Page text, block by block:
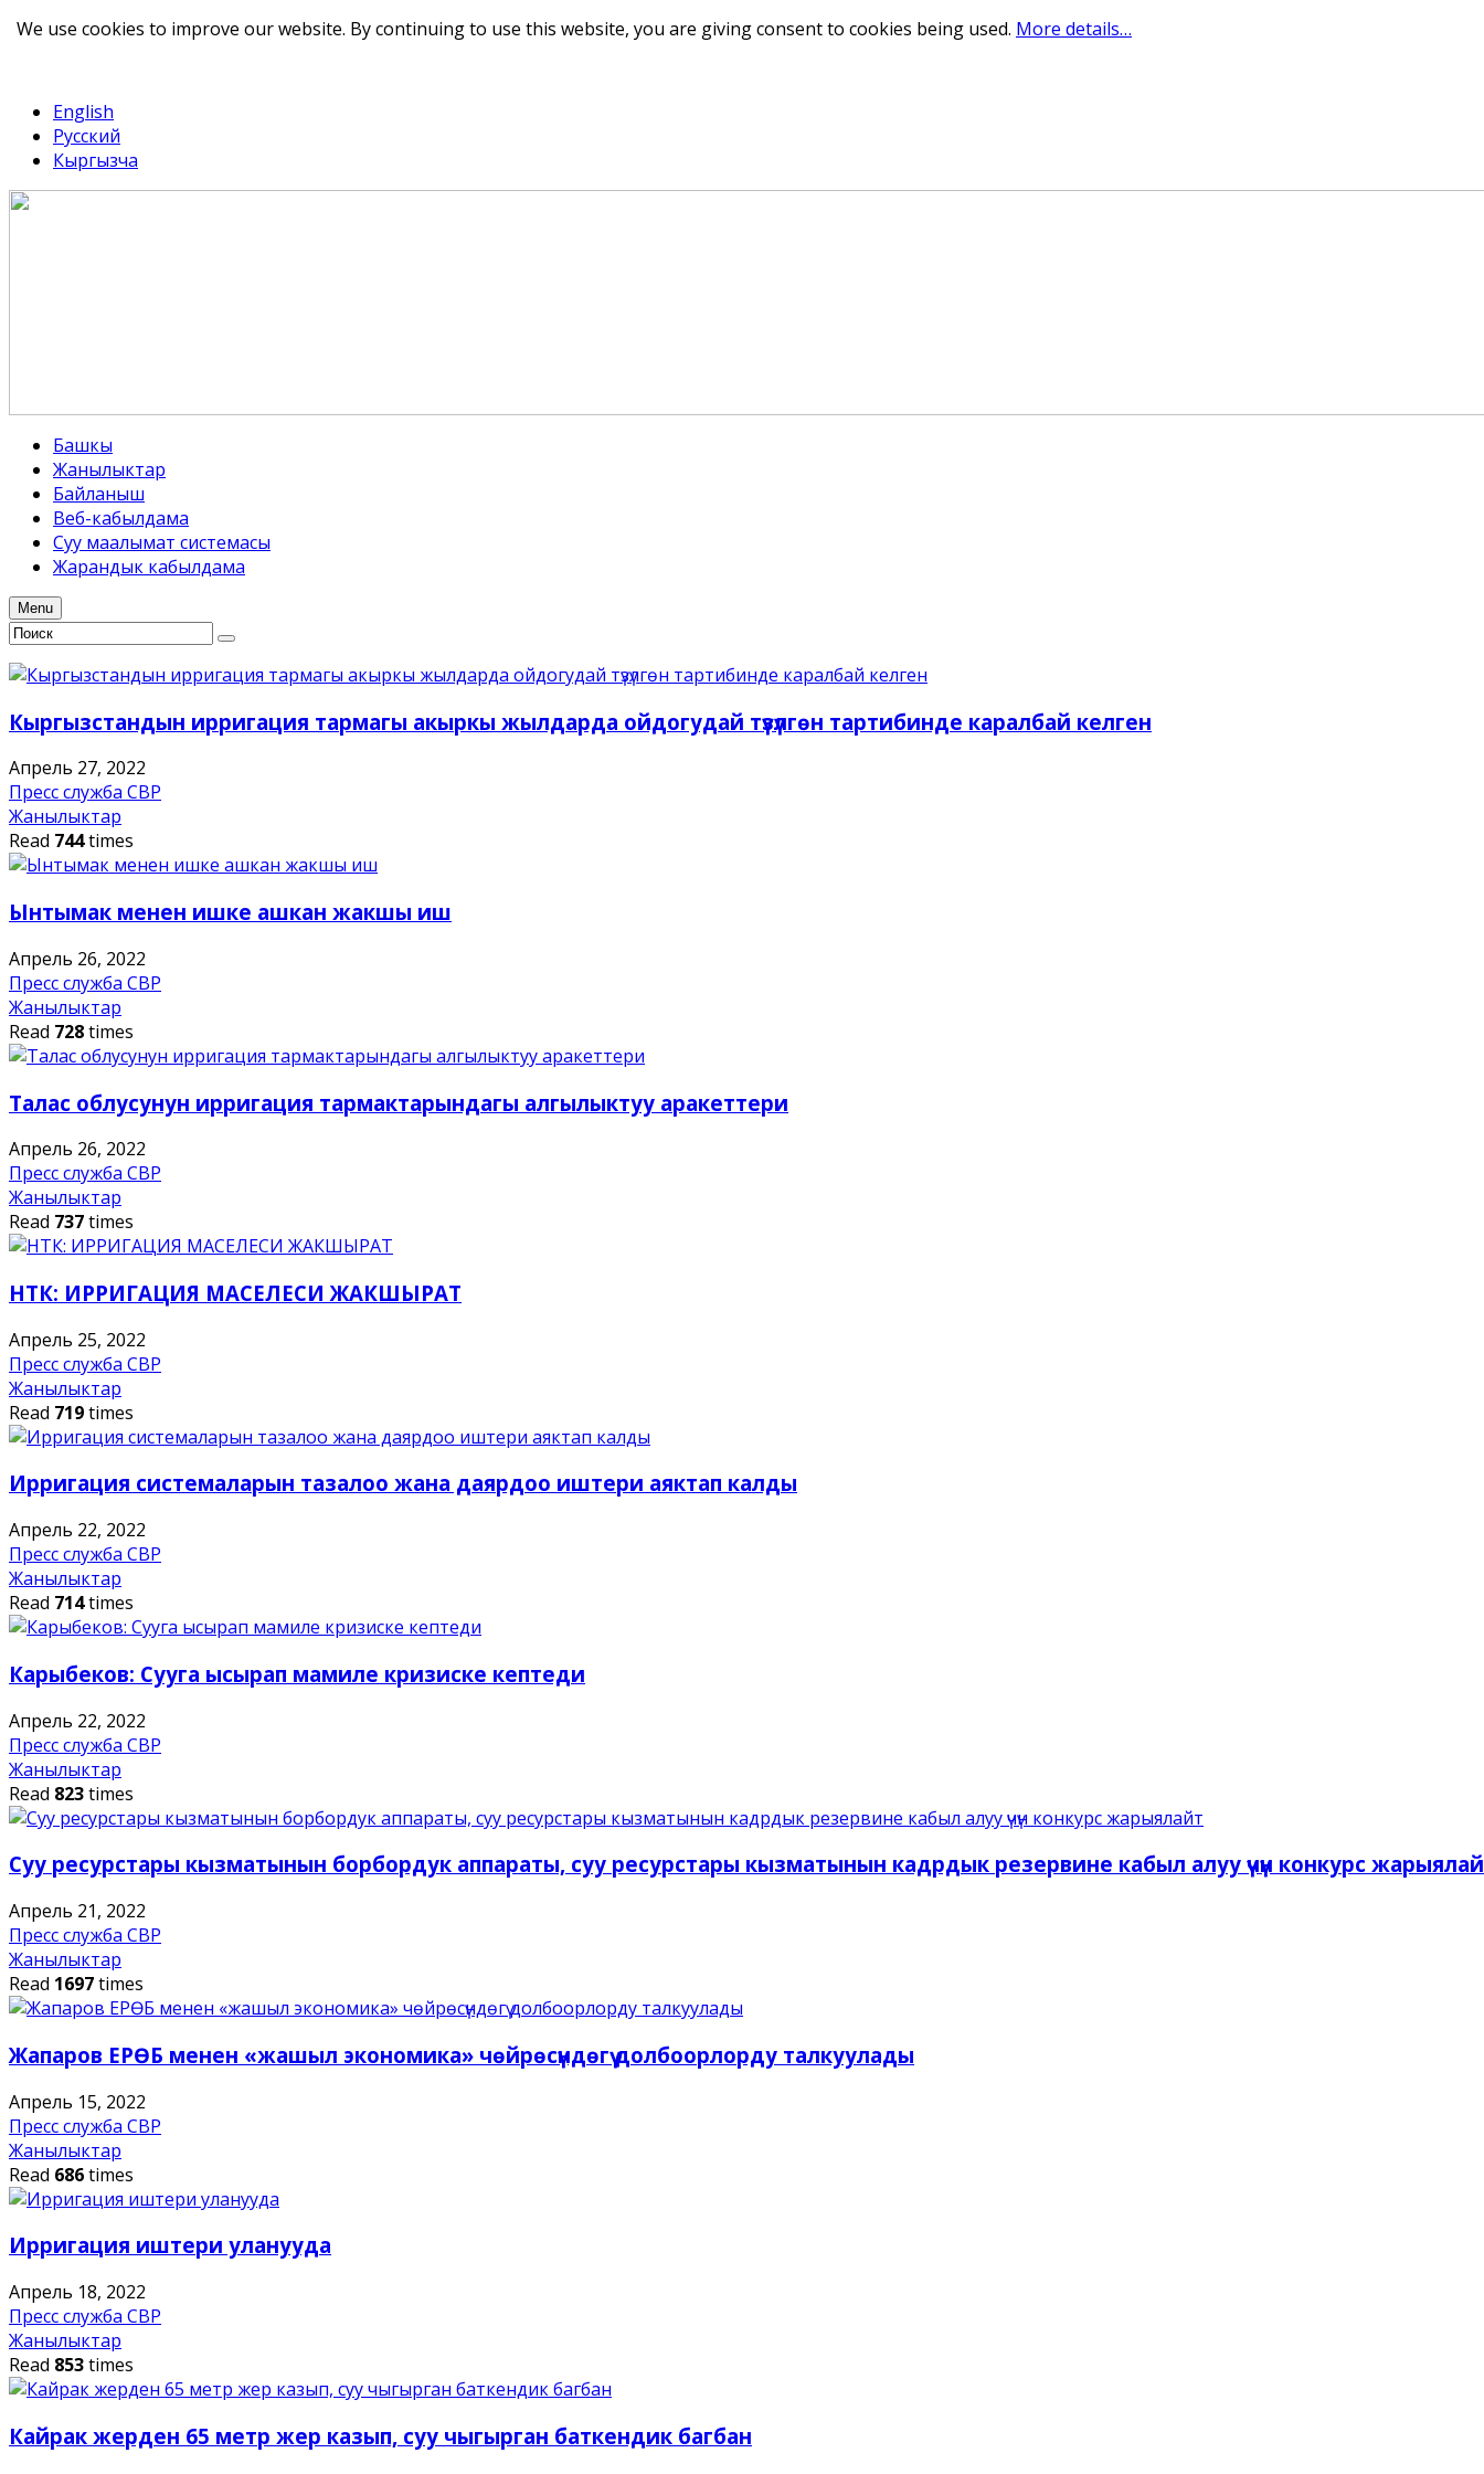
English
Русский
Кыргызча
Башкы
Жанылыктар
Байланыш
Веб-кабылдама
Суу маалымат системасы
Жарандык кабылдама
Menu
Кыргызстандын ирригация тармагы акыркы жылдарда ойдогудай түзүлгөн тартибинде каралбай келген
Апрель 27, 2022
Пресс служба СВР
Жанылыктар
Read 744times
Ынтымак менен ишке ашкан жакшы иш
Апрель 26, 2022
Пресс служба СВР
Жанылыктар
Read 728times
Талас облусунун ирригация тармактарындагы алгылыктуу аракеттери
Апрель 26, 2022
Пресс служба СВР
Жанылыктар
Read 737times
НТК: ИРРИГАЦИЯ МАСЕЛЕСИ ЖАКШЫРАТ
Апрель 25, 2022
Пресс служба СВР
Жанылыктар
Read 719times
Ирригация системаларын тазалоо жана даярдоо иштери аяктап калды
Апрель 22, 2022
Пресс служба СВР
Жанылыктар
Read 714times
Карыбеков: Сууга ысырап мамиле кризиске кептеди
Апрель 22, 2022
Пресс служба СВР
Жанылыктар
Read 823times
Суу ресурстары кызматынын борбордук аппараты, суу ресурстары кызматынын кадрдык резервине кабыл алуу үчүн конкурс
Апрель 21, 2022
Пресс служба СВР
Жанылыктар
Read 1697times
Жапаров ЕРӨБ менен «жашыл экономика» чөйрөсүндөгү долбоорлорду талкуулады
Апрель 15, 2022
Пресс служба СВР
Жанылыктар
Read 686times
Ирригация иштери уланууда
Апрель 18, 2022
Пресс служба СВР
Жанылыктар
Read 853times
Кайрак жерден 65 метр жер казып, суу чыгырган баткендик багбан
We use cookies to improve our website. By continuing to use this website, you are giving consent to cookies being used. More details…